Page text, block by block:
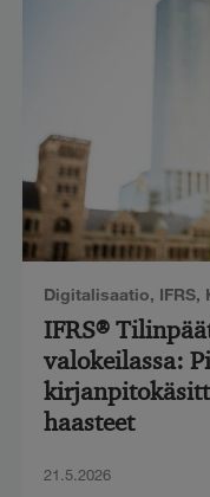
Digitalisaatio, IFRS,
IFRS®
valokeilassa:
haasteet
21.5.2026